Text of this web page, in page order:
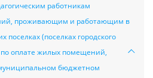
работникам
проживающим и работающим в
поселках (поселках городского
по оплате жилых помещений,
бюджетном